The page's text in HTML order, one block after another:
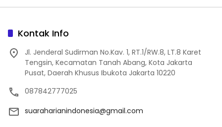
Kontak Info
Jl. Jenderal Sudirman No.Kav. 1, RT.1/RW.8, LT.8 Karet
Tengsin, Kecamatan Tanah Abang, Kota Jakarta
Pusat, Daerah Khusus Ibukota Jakarta 10220
087842777025
suaraharianindonesia@gmail.com